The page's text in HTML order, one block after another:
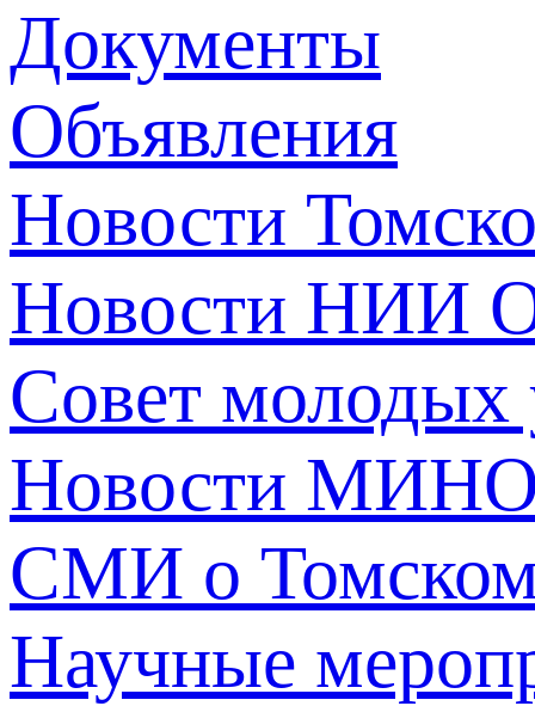
Документы
Объявления
Новости
Новости НИИ
Совет молодых
Новости
СМИ о
Научные